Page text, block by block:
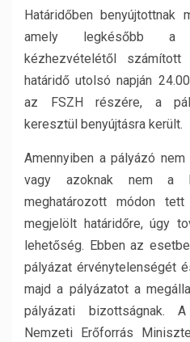
Határidőben benyújtottnak
amely legkésőbb a
kézhezvételétől
határidő utolsó napján
az FSZH részére, a
keresztül benyújtásra került.
Amennyiben a pályázó
vagy azoknak nem a
meghatározott módon
megjelölt határidőre, úgy
lehetőség. Ebben az
pályázat érvénytelenségét
majd a pályázatot a
pályázati bizottságnak.
Nemzeti Erőforrás